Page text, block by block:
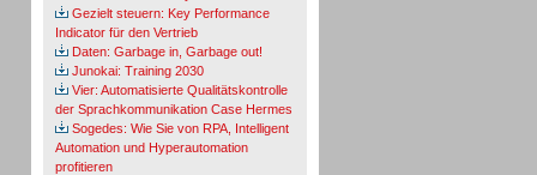
Gezielt steuern: Key Performance
Indicator für den Vertrieb
Daten: Garbage in, Garbage out!
Junokai: Training 2030
Vier: Automatisierte Qualitätskontrolle
der Sprachkommunikation Case Hermes
Sogedes: Wie Sie von RPA, Intelligent
Automation und Hyperautomation
profitieren